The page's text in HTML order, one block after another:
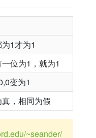
1才为1
位为1，就为1
变为1
，相同为假
~seander/